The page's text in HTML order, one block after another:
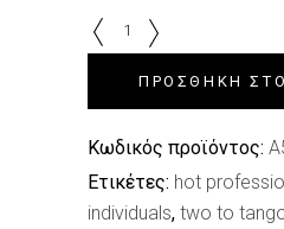
Two
To
quantity
ΠΡΟΣΘΉΚΗ
Κωδικός προϊόντος:
Ετικέτες: hot
individuals, two to